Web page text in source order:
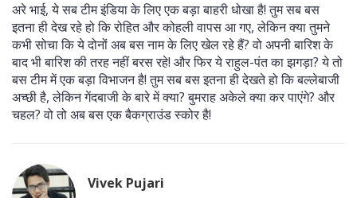
अरे भाई, ये सब टीम इंडिया के लिए एक बड़ा बाहरी धोखा है! तुम सब बस
इतना ही देख रहे हो कि रोहित और कोहली वापस आ गए, लेकिन क्या तुमने
कभी सोचा कि ये दोनों अब बस नाम के लिए खेल रहे हैं? वो अपनी बारिश के
बाद भी बारिश की तरह नहीं बरस रहे! और फिर ये राहुल-पंत का झगड़ा? ये तो
बस टीम में एक बड़ा विभाजन है! तुम सब बस इतना ही देखते हो कि बल्लेबाजी
अच्छी है, लेकिन गेंदबाजी के बारे में क्या? बुमराह अकेले क्या कर पाएंगे? और
चहल? वो तो अब बस एक बैकग्राउंड स्कोर है!
Vivek Pujari